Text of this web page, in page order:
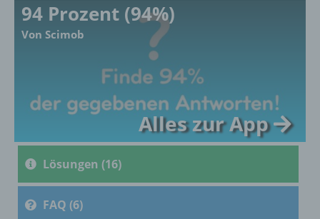
94 Prozent (94%)
Von Scimob
Alles zur App
Lösungen (16)
FAQ (6)
Betroffene Person ist jede identifizierte oder
identifizierbare natürliche Person, deren
personenbezogene Daten von dem für die
Verarbeitung Verantwortlichen verarbeitet
Verarbeitung ist jeder mit oder ohne Hilfe
automatisierter Verfahren ausgeführte
Vorgang oder jede solche Vorgangsreihe im
Zusammenhang mit personenbezogenen